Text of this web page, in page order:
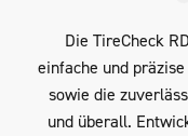
Die TireCheck
einfache und
sowie die
und überall.